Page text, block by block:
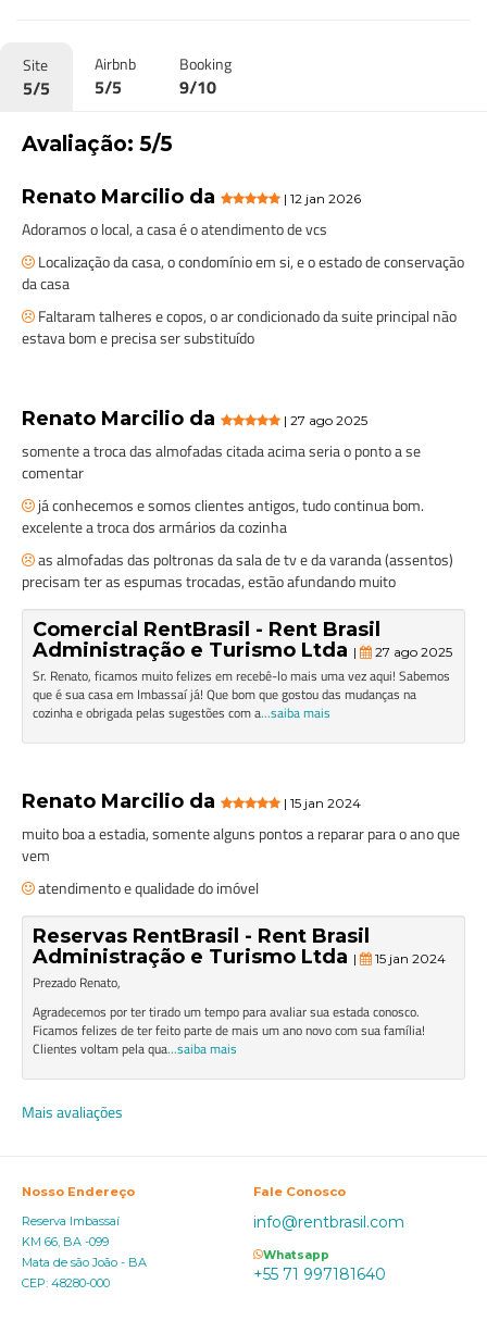
Site
5/5
Airbnb
5/5
Booking
9/10
Avaliação: 5/5
Renato Marcilio da | 12 jan 2026
Adoramos o local, a casa é o atendimento de vcs
Localização da casa, o condomínio em si, e o estado de conservação
da casa
Faltaram talheres e copos, o ar condicionado da suite principal não
estava bom e precisa ser substituído
Renato Marcilio da | 27 ago 2025
somente a troca das almofadas citada acima seria o ponto a se
comentar
já conhecemos e somos clientes antigos, tudo continua bom.
excelente a troca dos armários da cozinha
as almofadas das poltronas da sala de tv e da varanda (assentos)
precisam ter as espumas trocadas, estão afundando muito
Comercial RentBrasil - Rent Brasil
Administração e Turismo Ltda | 27 ago 2025
Sr. Renato, ficamos muito felizes em recebê-lo mais uma vez aqui! Sabemos
que é sua casa em Imbassaí já! Que bom que gostou das mudanças na
cozinha e obrigada pelas sugestões com a...saiba mais
Renato Marcilio da | 15 jan 2024
muito boa a estadia, somente alguns pontos a reparar para o ano que
vem
atendimento e qualidade do imóvel
Reservas RentBrasil - Rent Brasil
Administração e Turismo Ltda | 15 jan 2024
Prezado Renato,
Agradecemos por ter tirado um tempo para avaliar sua estada conosco.
Ficamos felizes de ter feito parte de mais um ano novo com sua família!
Clientes voltam pela qua...saiba mais
Mais avaliações
Nosso Endereço
Reserva Imbassaí
KM 66, BA -099
Mata de são João - BA
CEP: 48280-000
Fale Conosco
info@rentbrasil.com
Whatsapp
+55 71 997181640